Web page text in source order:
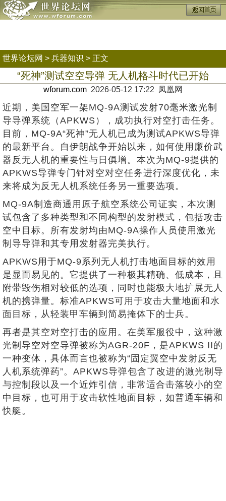
世界论坛网 > 兵器知识 > 正文
“死神”测试空空导弹 无人机格斗时代已开始
wforum.com 2026-05-12 17:22 凤凰网
近期，美国空军一架MQ-9A测试发射70毫米激光制
导导弹系统（APKWS），成功执行对空打击任务。
目前，MQ-9A“死神”无人机已成为测试APKWS导弹
的最新平台。自伊朗战争开始以来，如何使用廉价武
器反无人机的重要性与日俱增。本次为MQ-9提供的
APKWS导弹专门针对空对空任务进行深度优化，未
来将成为反无人机系统任务另一重要选项。
MQ-9A制造商通用原子航空系统公司证实，本次测
试包含了多种类型和不同构型的发射模式，包括攻击
空中目标。所有发射均由MQ-9A操作人员使用激光
制导导弹和其专用发射器完美执行。
APKWS用于MQ-9系列无人机打击地面目标的效用
是显而易见的。它提供了一种极其精确、低成本，且
附带毁伤相对较低的选项，同时也能极大地扩展无人
机的携弹量。标准APKWS可用于攻击大量地面和水
面目标，从轻装甲车辆到简易掩体下的士兵。
再者是其空对空打击的应用。在美军服役中，这种激
光制导空对空导弹被称为AGR-20F，是APKWS II的
一种变体，具体而言也被称为“固定翼空中发射反无
人机系统弹药”。APKWS导弹包含了改进的激光制导
与控制段以及一个近炸引信，非常适合击落较小的空
中目标，也可用于攻击软性地面目标，如普通车辆和
快艇。